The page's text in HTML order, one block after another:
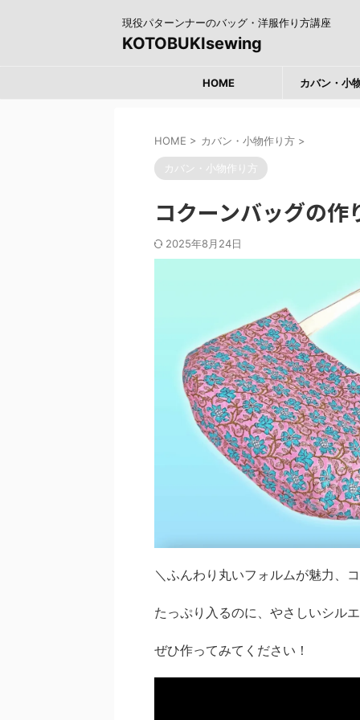
現役パターンナーのバッグ・洋服作り方講座
KOTOBUKIsewing
HOME カバン・小
HOME > カバン・小物作り方 >
カバン・小物作り方
コクーンバッグの作
2025年8月24日
＼ふんわり丸いフォルムが魅力、
たっぷり入るのに、やさしいシル
ぜひ作ってみてください！